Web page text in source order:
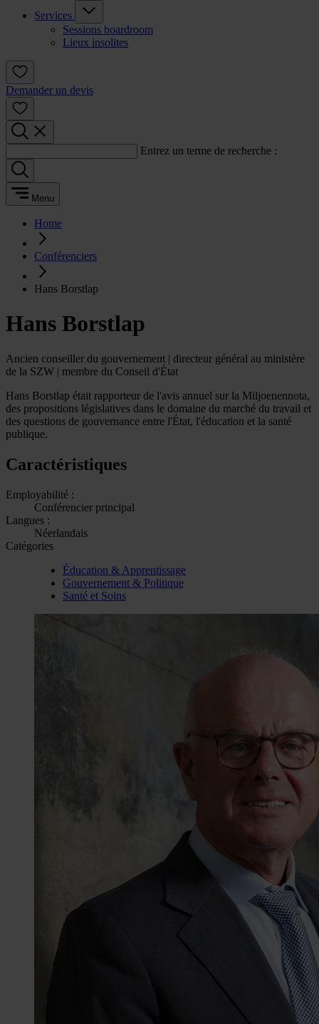
Services
Sessions boardroom
Lieux insolites
Demander un devis
Entrez un terme de recherche :
Menu
Home
Conférenciers
Hans Borstlap
Hans Borstlap
Ancien conseiller du gouvernement | directeur général au ministère
de la SZW | membre du Conseil d'État
Hans Borstlap était rapporteur de l'avis annuel sur la Miljoenennota,
des propositions législatives dans le domaine du marché du travail et
des questions de gouvernance entre l'État, l'éducation et la santé
publique.
Caractéristiques
Employabilité :
Conférencier principal
Langues :
Néerlandais
Catégories
Éducation & Apprentissage
Gouvernement & Politique
Santé et Soins